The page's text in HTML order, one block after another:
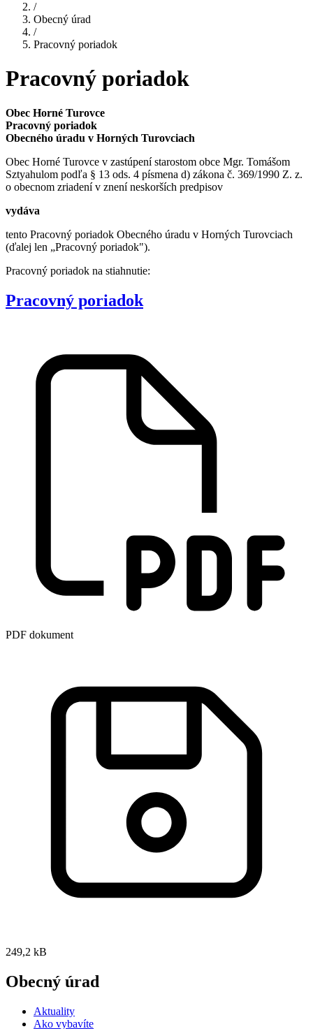
/
Obecný úrad
/
Pracovný poriadok
Pracovný poriadok
Obec Horné Turovce
Pracovný poriadok
Obecného úradu v Horných Turovciach
Obec Horné Turovce v zastúpení starostom obce Mgr. Tomášom
Sztyahulom podľa § 13 ods. 4 písmena d) zákona č. 369/1990 Z. z.
o obecnom zriadení v znení neskorších predpisov
vydáva
tento Pracovný poriadok Obecného úradu v Horných Turovciach
(ďalej len „Pracovný poriadok").
Pracovný poriadok na stiahnutie:
Pracovný poriadok
PDF dokument
249,2 kB
Obecný úrad
Aktuality
Ako vybavíte